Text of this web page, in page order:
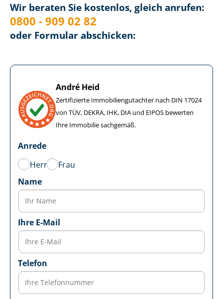
Wir beraten Sie kostenlos, gleich anrufen:
0800 - 909 02 82
oder Formular abschicken:
André Heid
Zertifizierte Im­mo­bi­li­en­gut­ach­ter nach DIN 17024
von TÜV, DEKRA, IHK, DIA und EIPOS bewerten
Ihre Immobilie sachgemäß.
Anrede
Herr
Frau
Name
Ihre E-Mail
Telefon